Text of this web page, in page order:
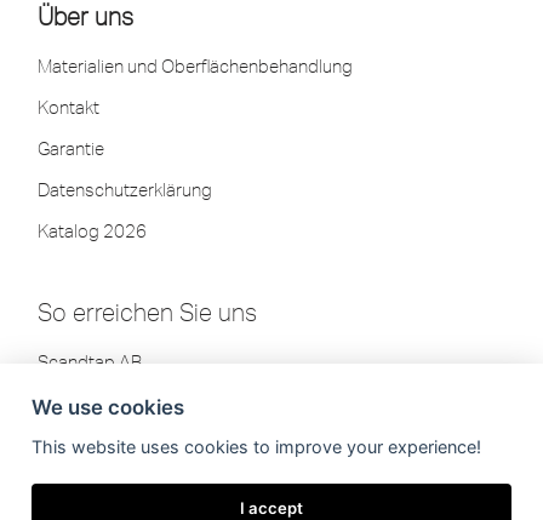
Über uns
Materialien und Oberflächenbehandlung
Kontakt
Garantie
Datenschutzerklärung
Katalog 2026
So erreichen Sie uns
Scandtap AB
302 41 Halmstad, Schweden
Tel: +46 35-260 75 80
info[at]scandtap.com
We use cookies
This website uses cookies to improve your experience!
I accept